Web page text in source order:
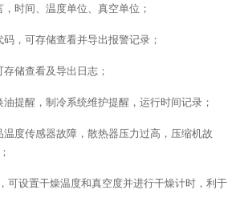
时间、温度单位、真空单位；
，可存储查看并导出报警记录；
储查看及导出日志；
提醒，制冷系统维护提醒，运行时间记录；
度传感器故障，散热器压力过高，压缩机故
可设置干燥温度和真空度并进行干燥计时，利于